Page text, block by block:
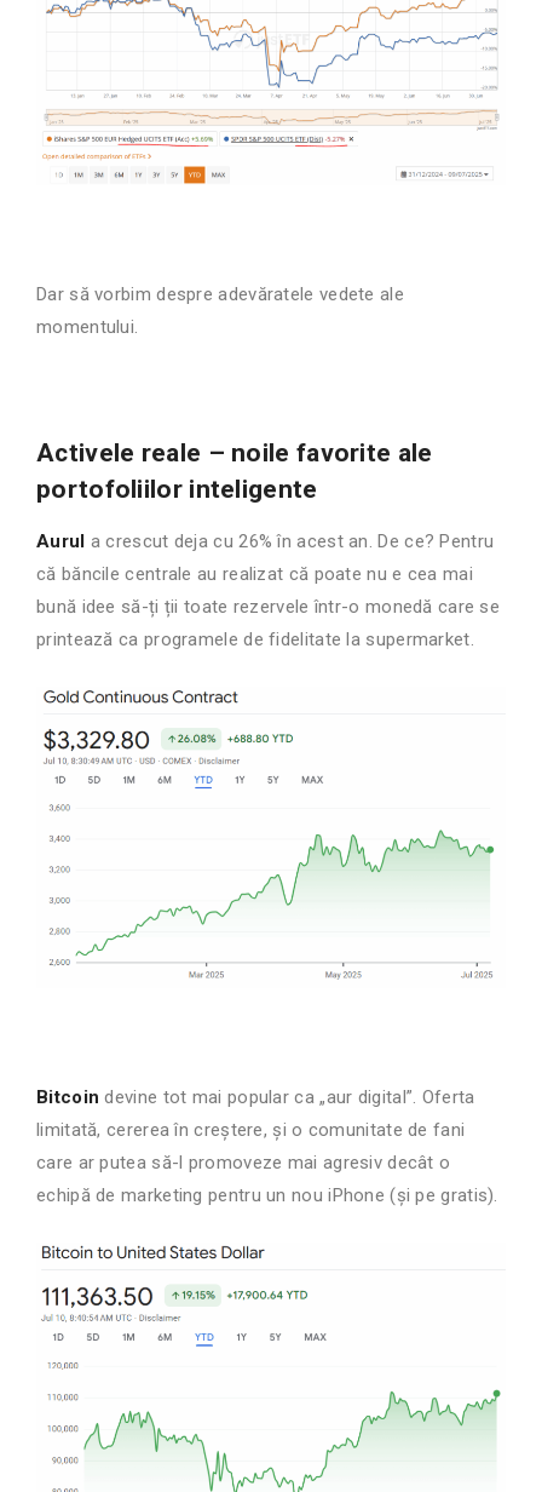
Dar să vorbim despre adevăratele vedete ale
momentului.
Activele reale – noile favorite ale
portofoliilor inteligente
Aurul a crescut deja cu 26% în acest an. De ce? Pentru
că băncile centrale au realizat că poate nu e cea mai
bună idee să-ți ții toate rezervele într-o monedă care se
printează ca programele de fidelitate la supermarket.
Bitcoin devine tot mai popular ca „aur digital”. Oferta
limitată, cererea în creștere, și o comunitate de fani
care ar putea să-l promoveze mai agresiv decât o
echipă de marketing pentru un nou iPhone (și pe gratis).